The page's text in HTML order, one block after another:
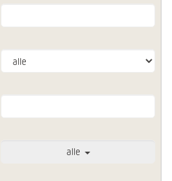
alle